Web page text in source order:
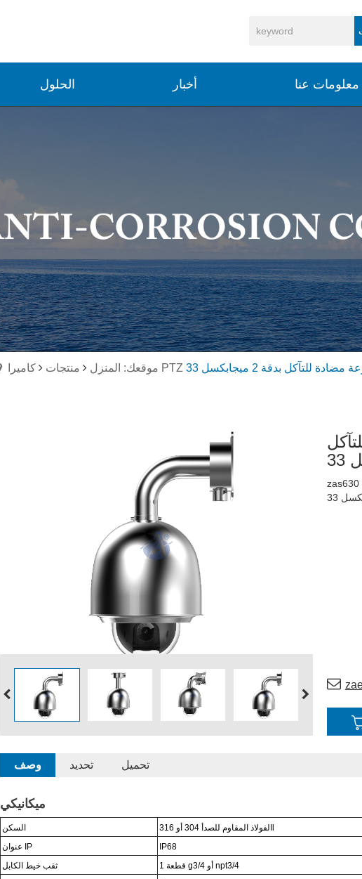
الحلول أخبار معلومات عنا
موقعك: المنزل منتجات
zas630 هي كاميرا شبكية قبة عالية السرعة مضادة للتآكل بدقة 2
وصف تحديد تحميل
ميكانيكي
السكن
عنوان IP
IP68
ثقب خيط الكابل
1 قطعة g3/4 أو npt3/4